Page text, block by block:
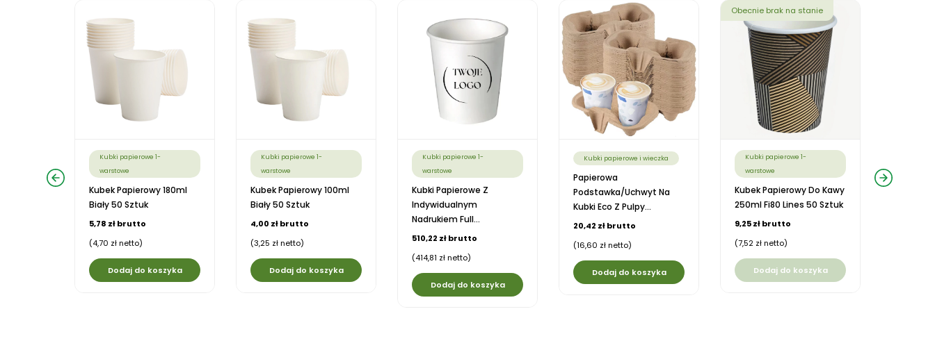
Kubki papierowe 1-
warstowe
Kubek Papierowy 180ml
Biały 50 Sztuk
5,78 zł brutto
(4,70 zł netto)
Dodaj do koszyka
Kubki papierowe 1-
warstowe
Kubek Papierowy 100ml
Biały 50 Sztuk
4,00 zł brutto
(3,25 zł netto)
Dodaj do koszyka
Kubki papierowe 1-
warstowe
Kubki Papierowe Z
Indywidualnym
Nadrukiem Full...
510,22 zł brutto
(414,81 zł netto)
Dodaj do koszyka
Kubki papierowe i wieczka
Papierowa
Podstawka/uchwyt Na
Kubki Eco Z Pulpy...
20,42 zł brutto
(16,60 zł netto)
Dodaj do koszyka
Kubki papierowe 1-
warstowe
Kubek Papierowy Do Kawy
250ml Fi80 Lines 50 Sztuk
9,25 zł brutto
(7,52 zł netto)
Dodaj do koszyka
Obecnie brak na stanie